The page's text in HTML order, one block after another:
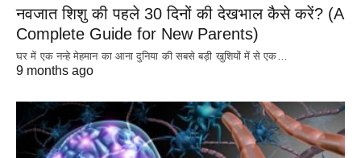
नवजात शिशु की पहले 30 दिनों की देखभाल कैसे करें? (A
Complete Guide for New Parents)
घर में एक नन्हे मेहमान का आना दुनिया की सबसे बड़ी खुशियों में से एक…
9 months ago